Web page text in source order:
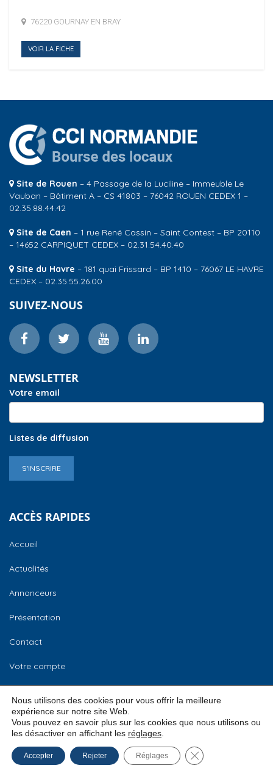
76220 GOURNAY EN BRAY
VOIR LA FICHE
Site de Rouen – 4 Passage de la Luciline – Immeuble Le
Vauban – Bâtiment A – CS 41803 – 76042 ROUEN CEDEX 1 –
02.35.88.44.42
Site de Caen – 1 rue René Cassin – Saint Contest – BP 20110
– 14652 CARPIQUET CEDEX – 02.31.54.40.40
Site du Havre – 181 quai Frissard – BP 1410 – 76067 LE HAVRE
CEDEX – 02.35.55.26.00
SUIVEZ-NOUS
NEWSLETTER
Votre email
Listes de diffusion
S'INSCRIRE
ACCÈS RAPIDES
Accueil
Actualités
Annonceurs
Présentation
Contact
Votre compte
Mentions légales
Conditions Générales d’Utilisation
© 2026CCI Normandie –
Bourse des locaux
Nous utilisons des cookies pour vous offrir la meilleure
expérience sur notre site Web.
Vous pouvez en savoir plus sur les cookies que nous utilisons ou
les désactiver en affichant les réglages
Accepter Rejeter Réglages Fermer la bannière